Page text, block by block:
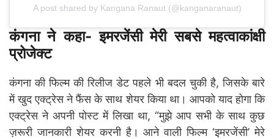
A post shared by Kangana Ranaut (@kanganaranaut)
कंगना ने कहा- इमरजेंसी मेरी सबसे महत्वाकांक्षी
प्रोजेक्ट
कंगना की फिल्म की रिलीज डेट पहले भी बदल चुकी है, जिसके बारे
में खुद एक्ट्रेस ने फैंस के साथ शेयर किया था। आपको याद होगा कि
एक्ट्रेस ने अपनी पोस्ट में लिखा था, “मुझे आप सभी के साथ कुछ
ज़रूरी जानकारी शेयर करनी है। आने वाली फिल्म ‘इमरजेंसी’ मेरे